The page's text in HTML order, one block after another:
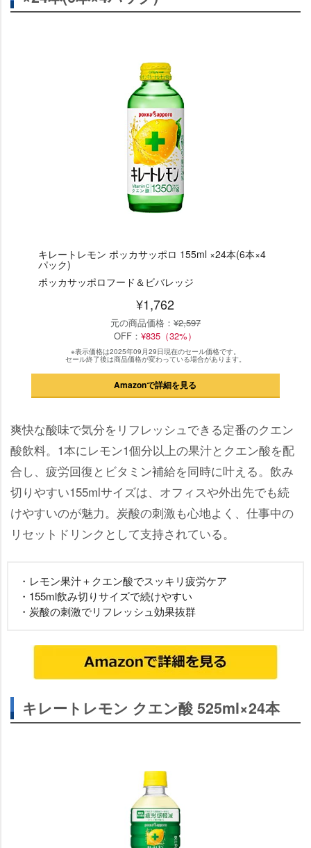
キレートレモン ポッカサッポロ 155ml ×24本(6本×4
パック)
ポッカサッポロフード＆ビバレッジ
¥1,762
元の商品価格： ¥2,597
OFF：¥835（32%）
※表示価格は2025年09月29日現在のセール価格です。
セール終了後は商品価格が変わっている場合があります。
Amazonで詳細を見る
爽快な酸味で気分をリフレッシュできる定番のクエン
酸飲料。1本にレモン1個分以上の果汁とクエン酸を配
合し、疲労回復とビタミン補給を同時に叶える。飲み
切りやすい155mlサイズは、オフィスや外出先でも続
けやすいのが魅力。炭酸の刺激も心地よく、仕事中の
リセットドリンクとして支持されている。
・レモン果汁＋クエン酸でスッキリ疲労ケア
・155ml飲み切りサイズで続けやすい
・炭酸の刺激でリフレッシュ効果抜群
キレートレモン クエン酸 525ml×24本